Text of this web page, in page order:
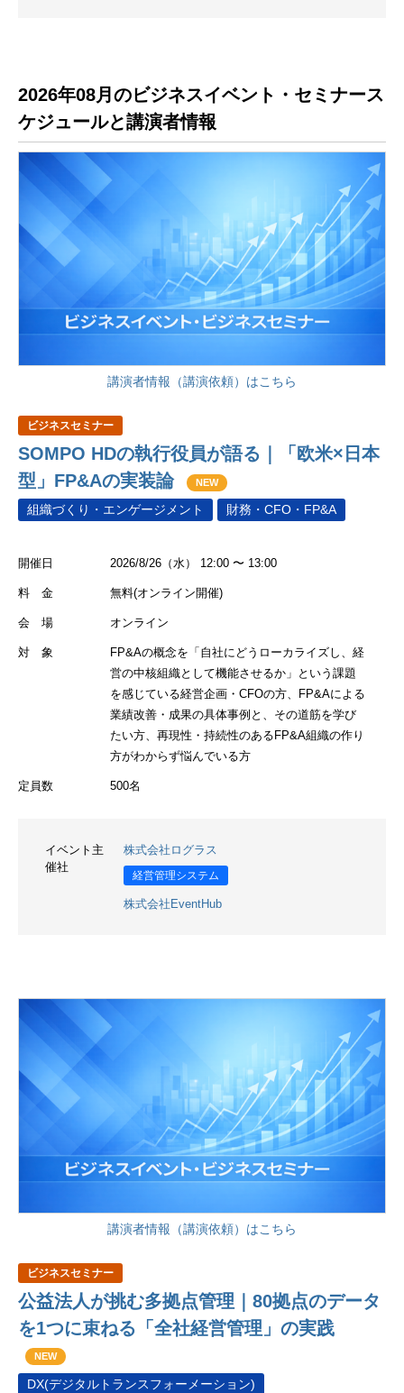
2026年08月のビジネスイベント・セミナース
ケジュールと講演者情報
講演者情報（講演依頼）はこちら
ビジネスセミナー
SOMPO HDの執行役員が語る｜「欧米×日本
型」FP&Aの実装論
NEW
組織づくり・エンゲージメント 財務・CFO・FP&A
開催日 2026/8/26（水） 12:00 〜 13:00
料 金 無料(オンライン開催)
会 場 オンライン
対 象
FP&Aの概念を「自社にどうローカライズし、経
営の中核組織として機能させるか」という課題
を感じている経営企画・CFOの方、FP&Aによる
業績改善・成果の具体事例と、その道筋を学び
たい方、再現性・持続性のあるFP&A組織の作り
方がわからず悩んでいる方
定員数 500名
イベント主
催社
株式会社ログラス
経営管理システム
株式会社EventHub
講演者情報（講演依頼）はこちら
ビジネスセミナー
公益法人が挑む多拠点管理｜80拠点のデータ
を1つに束ねる「全社経営管理」の実践
NEW
DX(デジタルトランスフォーメーション)